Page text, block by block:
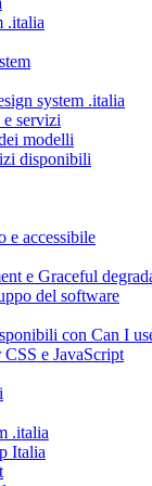
.italia
system .italia
servizi
modelli
disponibili
e accessibile
e Graceful
del software
con Can I
e JavaScript
.italia
Italia